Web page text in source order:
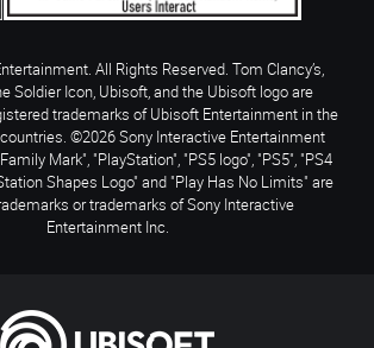
All Rights Reserved. Tom Clancy’s,
Soldier Icon, Ubisoft, and the Ubisoft logo are
trademarks of Ubisoft Entertainment in the
©2026 Sony Interactive Entertainment
Mark", "PlayStation", "PS5 logo", "PS5", "PS4
Shapes Logo" and "Play Has No Limits" are
or trademarks of Sony Interactive
Entertainment Inc.